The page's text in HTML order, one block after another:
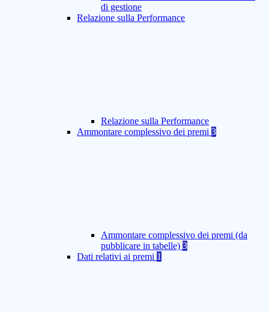
di gestione
Relazione sulla Performance
Relazione sulla Performance
Ammontare complessivo dei premi 3
Ammontare complessivo dei premi (da
pubblicare in tabelle) 3
Dati relativi ai premi 1